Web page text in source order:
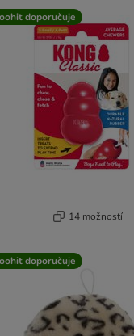
doporučuje
14 možností
doporučuje